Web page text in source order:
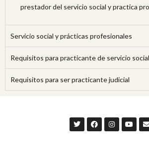
prestador del servicio social y practica
Servicio social y prácticas profesionales
Requisitos para practicante de servicio
Requisitos para ser practicante judicial